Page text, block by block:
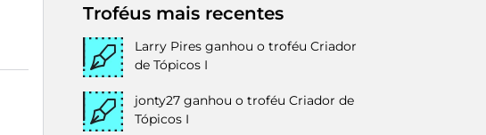
Troféus mais recentes
Larry Pires ganhou o troféu Criador
de Tópicos I
jonty27 ganhou o troféu Criador de
Tópicos I